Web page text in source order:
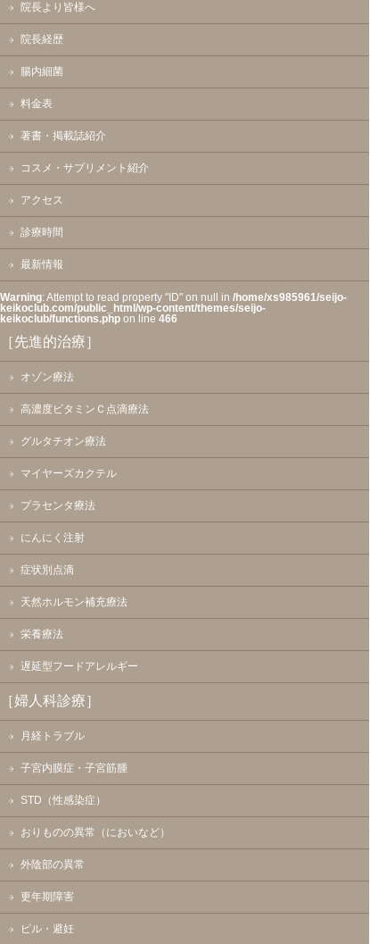
院長より皆様へ
院長経歴
腸内細菌
料金表
著書・掲載誌紹介
コスメ・サプリメント紹介
アクセス
診療時間
最新情報
Warning: Attempt to read property "ID" on null in /home/xs985961/seijo-
keikoclub.com/public_html/wp-content/themes/seijo-
keikoclub/functions.php on line 466
［先進的治療］
オゾン療法
高濃度ビタミンＣ点滴療法
グルタチオン療法
マイヤーズカクテル
プラセンタ療法
にんにく注射
症状別点滴
天然ホルモン補充療法
栄養療法
遅延型フードアレルギー
［婦人科診療］
月経トラブル
子宮内膜症・子宮筋腫
STD（性感染症）
おりものの異常（においなど）
外陰部の異常
更年期障害
ピル・避妊